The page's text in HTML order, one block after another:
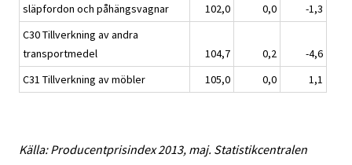
släpfordon och påhängsvagnar
102,0 0,0
-1,3
C30 Tillverkning av andra
transportmedel
104,7 0,2
-4,6
C31 Tillverkning av möbler
105,0 0,0 1,1
Källa: Producentprisindex 2013, maj. Statistikcentralen